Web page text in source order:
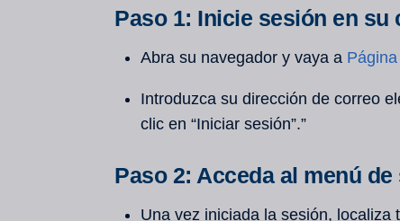
Paso 1: Inicie sesión en su
Abra su navegador y vaya a
Introduzca su dirección de correo
clic en “Iniciar sesión”.”
Paso 2: Acceda al menú
Una vez iniciada la sesión, localiza